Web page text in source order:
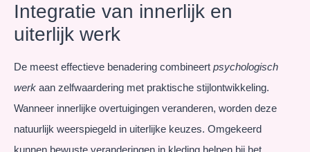
Integratie van innerlijk en
uiterlijk werk
De meest effectieve benadering combineert psychologisch
werk aan zelfwaardering met praktische stijlontwikkeling.
Wanneer innerlijke overtuigingen veranderen, worden deze
natuurlijk weerspiegeld in uiterlijke keuzes. Omgekeerd